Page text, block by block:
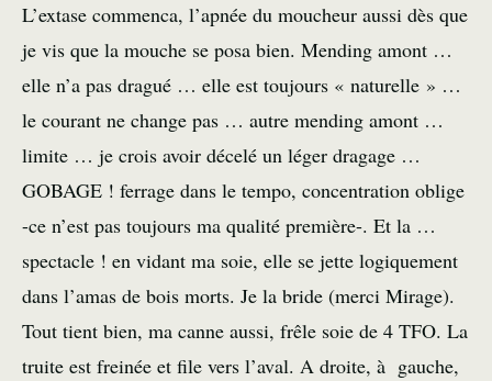
L’extase commenca, l’apnée du moucheur aussi dès que
je vis que la mouche se posa bien. Mending amont …
elle n’a pas dragué … elle est toujours « naturelle » …
le courant ne change pas … autre mending amont …
limite … je crois avoir décelé un léger dragage …
GOBAGE ! ferrage dans le tempo, concentration oblige
-ce n’est pas toujours ma qualité première-. Et la …
spectacle ! en vidant ma soie, elle se jette logiquement
dans l’amas de bois morts. Je la bride (merci Mirage).
Tout tient bien, ma canne aussi, frêle soie de 4 TFO. La
truite est freinée et file vers l’aval. A droite, à gauche,